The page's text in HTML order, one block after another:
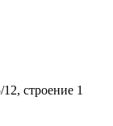
строение 1